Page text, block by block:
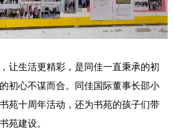
让生活更精彩，是同佳一直秉承的初
初心不谋而合。同佳国际董事长邵小
苑十周年活动，还为书苑的孩子们带
苑建设。